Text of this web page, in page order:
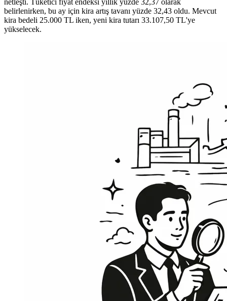
netleşti. Tüketici fiyat endeksi yıllık yüzde 32,37 olarak
belirlenirken, bu ay için kira artış tavanı yüzde 32,43 oldu. Mevcut
kira bedeli 25.000 TL iken, yeni kira tutarı 33.107,50 TL'ye
yükselecek.